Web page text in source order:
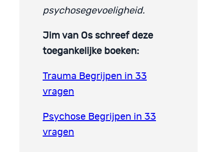
psychosegevoeligheid.
Jim van Os schreef deze
toegankelijke boeken:
Trauma Begrijpen in 33
vragen
Psychose Begrijpen in 33
vragen